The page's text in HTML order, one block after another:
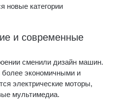
новые категории
и современные
сменили дизайн машин.
более экономичными и
электрические моторы,
мультимедиа.